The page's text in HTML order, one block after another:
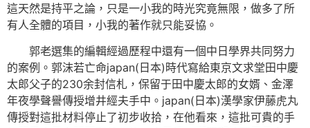
這天然是持平之論，只是一小我的時光究竟無限，做多了所
有人全體的項目，小我的著作就只能妥協。
郭老選集的編輯經過歷程中還有一個中日學界共同努力
的案例。郭沫若亡命japan(日本)時代寫給東京文求堂田中慶
太郎父子的230余封信札，保留于田中慶太郎的女婿、金澤
年夜學聲譽傳授增井經夫手中。japan(日本)漢學家伊藤虎丸
傳授對這批材料停止了初步收拾，在他看來，這批可貴的手